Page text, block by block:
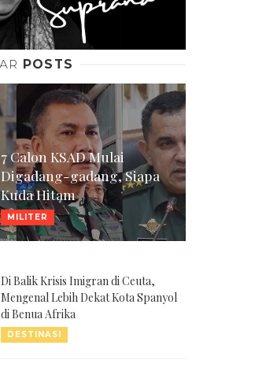
POSTS
7 Calon KSAD Mulai
Digadang-gadang, Siapa
Kuda Hitam
MILITER
Di Balik Krisis Imigran di Ceuta,
Mengenal Lebih Dekat Kota Spanyol
di Benua Afrika
DESTINASI